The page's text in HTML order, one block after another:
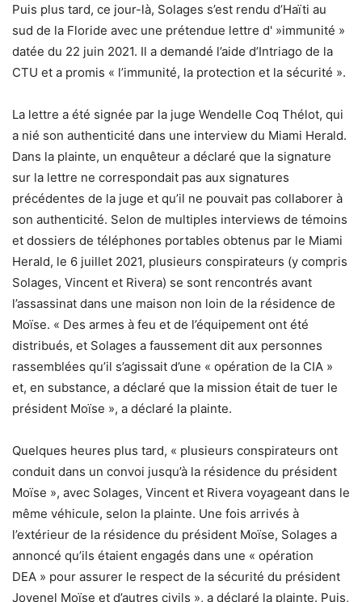
Puis plus tard, ce jour-là, Solages s’est rendu d’Haïti au
sud de la Floride avec une prétendue lettre d' »immunité »
datée du 22 juin 2021. Il a demandé l’aide d’Intriago de la
CTU et a promis « l’immunité, la protection et la sécurité ».
La lettre a été signée par la juge Wendelle Coq Thélot, qui
a nié son authenticité dans une interview du Miami Herald.
Dans la plainte, un enquêteur a déclaré que la signature
sur la lettre ne correspondait pas aux signatures
précédentes de la juge et qu’il ne pouvait pas collaborer à
son authenticité. Selon de multiples interviews de témoins
et dossiers de téléphones portables obtenus par le Miami
Herald, le 6 juillet 2021, plusieurs conspirateurs (y compris
Solages, Vincent et Rivera) se sont rencontrés avant
l’assassinat dans une maison non loin de la résidence de
Moïse. « Des armes à feu et de l’équipement ont été
distribués, et Solages a faussement dit aux personnes
rassemblées qu’il s’agissait d’une « opération de la CIA »
et, en substance, a déclaré que la mission était de tuer le
président Moïse », a déclaré la plainte.
Quelques heures plus tard, « plusieurs conspirateurs ont
conduit dans un convoi jusqu’à la résidence du président
Moïse », avec Solages, Vincent et Rivera voyageant dans le
même véhicule, selon la plainte. Une fois arrivés à
l’extérieur de la résidence du président Moïse, Solages a
annoncé qu’ils étaient engagés dans une « opération
DEA » pour assurer le respect de la sécurité du président
Jovenel Moïse et d’autres civils », a déclaré la plainte. Puis,